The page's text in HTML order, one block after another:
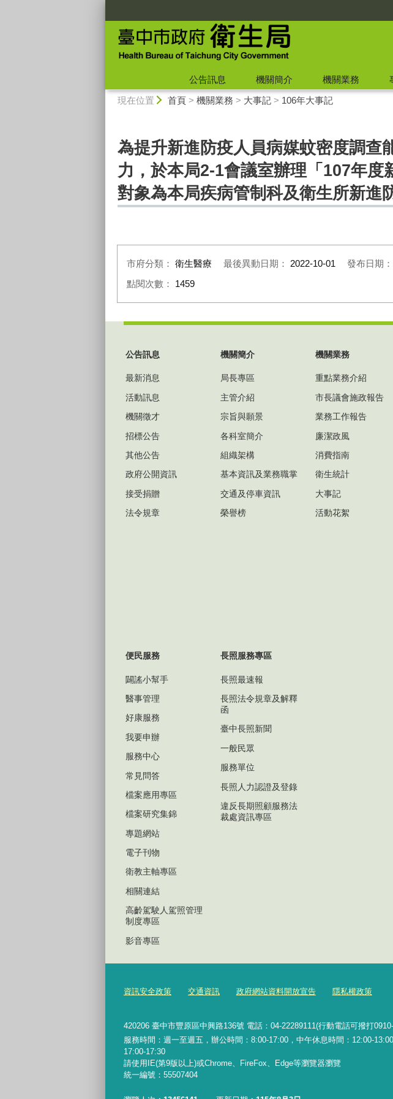
公告訊息 機關簡介 機關業務
現在位置 首頁> 機關業務 > 大事記> 106年大事記
為提升新進防疫人員病媒蚊密度調查
力，於本局2-1會議室辦理「107年
對象為本局疾病管制科及衛生所新進
市府分類： 衛生醫療 最後異動日期： 2022-10-01 發布日期：
點閱次數： 1459
公告訊息
最新消息
活動訊息
機關徵才
招標公告
其他公告
政府公開資訊
接受捐贈
法令規章
機關簡介
局長專區
主管介紹
宗旨與願景
各科室簡介
組織架構
基本資訊及業務職掌
交通及停車資訊
榮譽榜
機關業務
重點業務介紹
市長議會施政報告
業務工作報告
廉潔政風
消費指南
衛生統計
大事記
活動花絮
便民服務
闢謠小幫手
醫事管理
好康服務
我要申辦
服務中心
常見問答
檔案應用專區
檔案研究集錦
專題網站
電子刊物
衛教主軸專區
相關連結
高齡駕駛人駕照管理
制度專區
影音專區
長照服務專區
長照最速報
長照法令規章及解釋
函
臺中長照新聞
一般民眾
服務單位
長照人力認證及登錄
違反長期照顧服務法
裁處資訊專區
資訊安全政策 交通資訊 政府網站資料開放宣告 隱私權政策
420206 臺中市豐原區中興路136號 電話：04-22289111(行動電話可撥打
服務時間：週一至週五，辦公時間：8:00-17:00，中午休息時間：12:00-
17:00-17:30
請使用IE(第9版以上)或Chrome、FireFox、Edge等瀏覽器瀏覽
統一編號：55507404